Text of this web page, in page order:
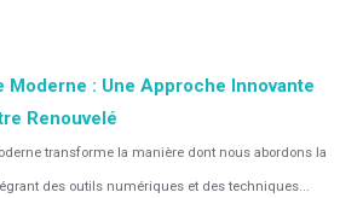
Moderne : Une Approche Innovante
Renouvelé
transforme la manière dont nous abordons la
des outils numériques et des techniques...